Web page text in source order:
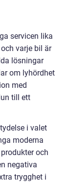
servicen lika
varje bil är
lösningar
om lyhördhet
med
till ett
i valet
moderna
och
negativa
trygghet i